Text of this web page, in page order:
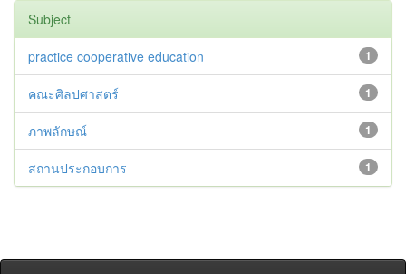
Subject
1
practice cooperative education
1
คณะศิลปศาสตร์
1
ภาพลักษณ์
1
สถานประกอบการ